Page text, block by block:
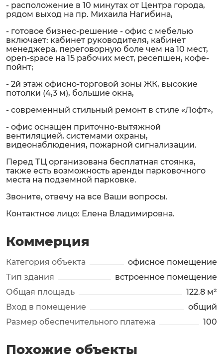
- расположение в 10 минутах от Центра города,
рядом выход на пр. Михаила Нагибина,
- готовое бизнес-решение - офис с мебелью
включает: кабинет руководителя, кабинет
менеджера, переговорную боле чем на 10 мест,
ореn-sрасе на 15 рабочих мест, ресепшен, кофе-
пойнт;
- 2й этаж офисно-торговой зоны ЖК, высокие
потолки (4,3 м), большие окна,
- современный стильный ремонт в стиле «Лофт»,
- офис оснащен приточно-вытяжной
вентиляцией, системами охраны,
видеонаблюдения, пожарной сигнализации.
Перед ТЦ организована бесплатная стоянка,
также есть возможность аренды парковочного
места на подземной парковке.
Звоните, отвечу на все Ваши вопросы.
Контактное лицо: Елена Владимировна.
Коммерция
Категория объекта
офисное помещение
Тип здания
встроенное помещение
Общая площадь
122.8 м²
Вход в помещение
общий
Размер обеспечительного платежа
100
Похожие объекты